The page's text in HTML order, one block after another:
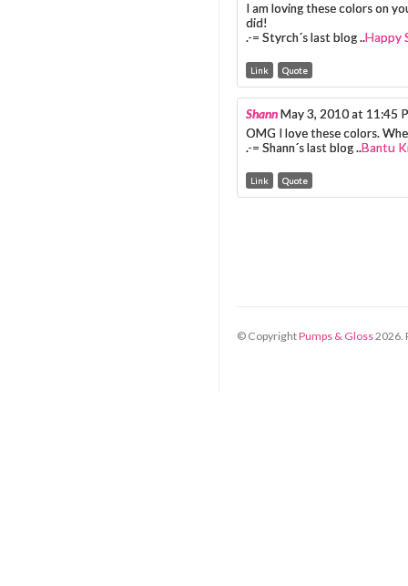
I am loving these colors on
did!
.-= Styrch´s last blog ..Happy
Link Quote
ShannMay 3, 2010 at 11:45
OMG I love these colors.
.-= Shann´s last blog ..Bantu
Link Quote
© CopyrightPumps & Gloss2026